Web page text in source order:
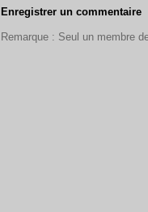
Enregistrer un commentaire
Remarque : Seul un membre